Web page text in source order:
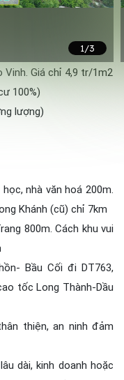
1/3
Vinh. Giá chỉ 4,9 tr/1m2
100%)
lượng)
nhà văn hoá 200m.
Khánh (cũ) chỉ 7km
800m. Cách khu vui
Bầu Cối đi DT763,
tốc Long Thành-Dầu
thiện, an ninh đảm
dài, kinh doanh hoặc